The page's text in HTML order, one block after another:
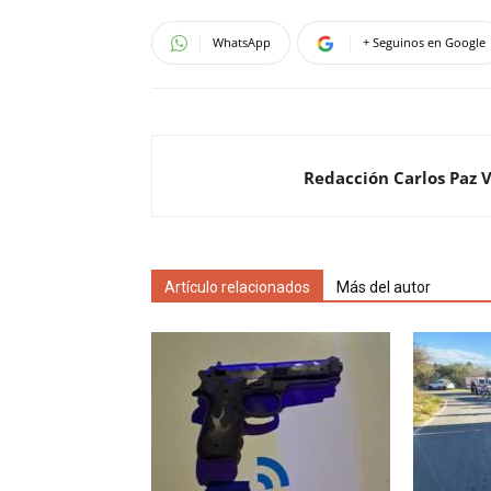
WhatsApp + Seguinos en Google
Redacción Carlos Paz
Artículo relacionados Más del autor